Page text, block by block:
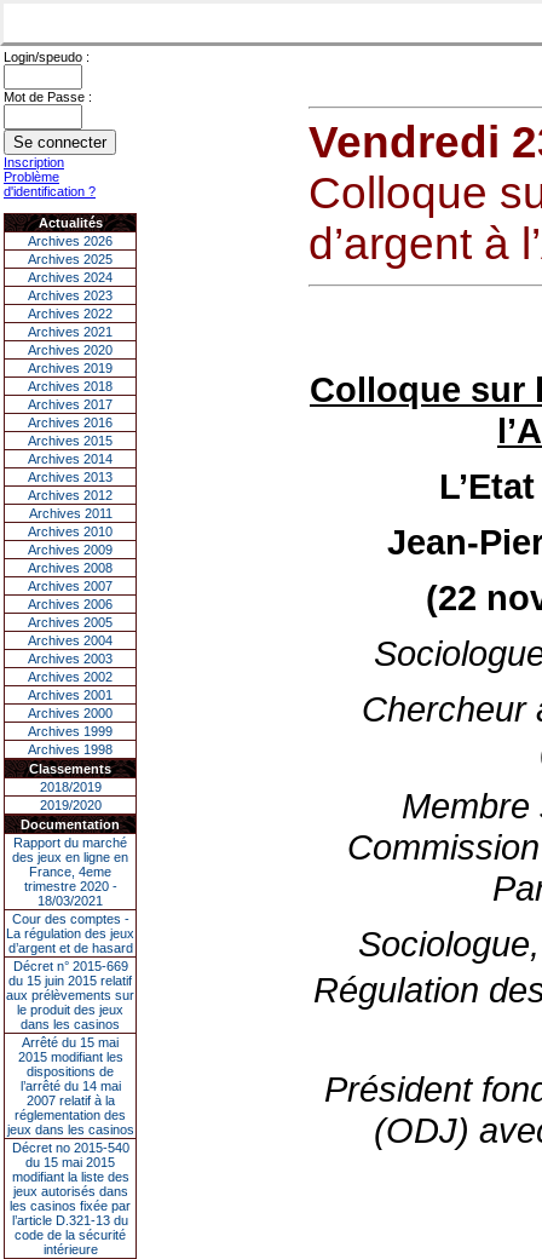
Login/speudo :
Mot de Passe :
Inscription
Problème
d'identification ?
Actualités
Archives 2026
Archives 2025
Archives 2024
Archives 2023
Archives 2022
Archives 2021
Archives 2020
Archives 2019
Archives 2018
Archives 2017
Archives 2016
Archives 2015
Archives 2014
Archives 2013
Archives 2012
Archives 2011
Archives 2010
Archives 2009
Archives 2008
Archives 2007
Archives 2006
Archives 2005
Archives 2004
Archives 2003
Archives 2002
Archives 2001
Archives 2000
Archives 1999
Archives 1998
Classements
2018/2019
2019/2020
Documentation
Rapport du marché
des jeux en ligne en
France, 4eme
trimestre 2020 -
18/03/2021
Cour des comptes -
La régulation des jeux
d’argent et de hasard
Décret n° 2015-669
du 15 juin 2015 relatif
aux prélèvements sur
le produit des jeux
dans les casinos
Arrêté du 15 mai
2015 modifiant les
dispositions de
l’arrêté du 14 mai
2007 relatif à la
réglementation des
jeux dans les casinos
Décret no 2015-540
du 15 mai 2015
modifiant la liste des
jeux autorisés dans
les casinos fixée par
l’article D.321-13 du
code de la sécurité
intérieure
Vendredi
Colloque
d’argent à
Colloque sur
Jean-
(22
Chercheur
Membre
Régulation
Président
(ODJ)